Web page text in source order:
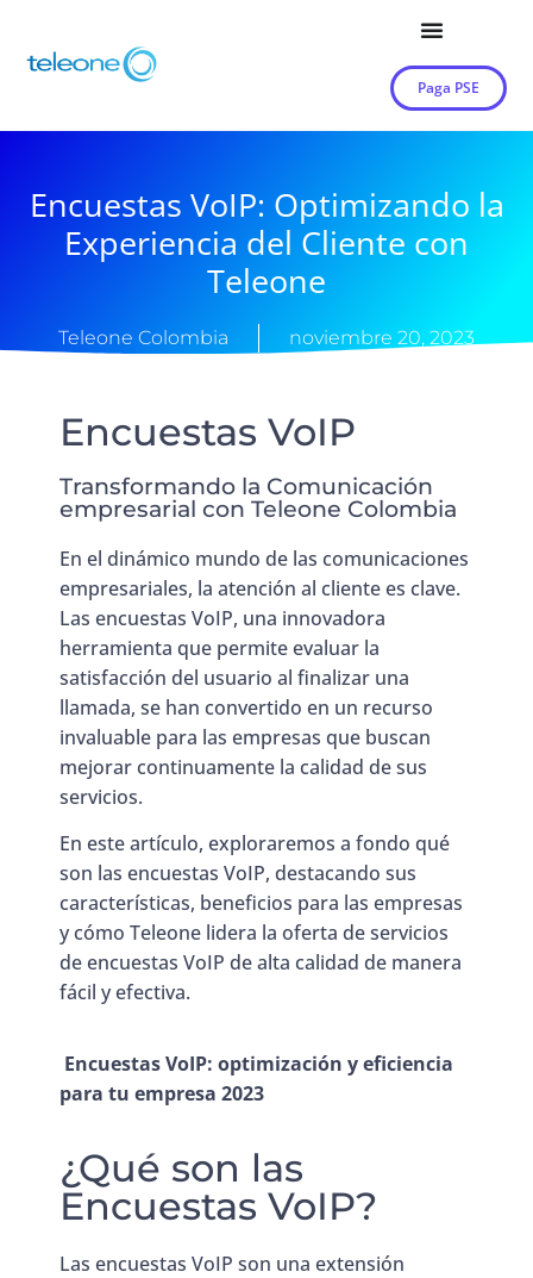
Paga PSE
Encuestas VoIP: Optimizando la
Experiencia del Cliente con
Teleone
Teleone Colombia noviembre 20, 2023
Encuestas VoIP
Transformando la Comunicación
empresarial con Teleone Colombia
En el dinámico mundo de las comunicaciones
empresariales, la atención al cliente es clave.
Las encuestas VoIP, una innovadora
herramienta que permite evaluar la
satisfacción del usuario al finalizar una
llamada, se han convertido en un recurso
invaluable para las empresas que buscan
mejorar continuamente la calidad de sus
servicios.
En este artículo, exploraremos a fondo qué
son las encuestas VoIP, destacando sus
características, beneficios para las empresas
y cómo Teleone lidera la oferta de servicios
de encuestas VoIP de alta calidad de manera
fácil y efectiva.
Encuestas VoIP: optimización y eficiencia
para tu empresa 2023
¿Qué son las
Encuestas VoIP?
Las encuestas VoIP son una extensión